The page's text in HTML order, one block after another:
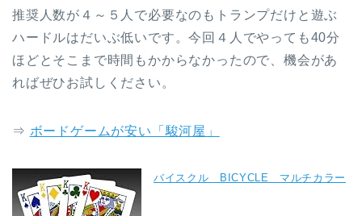
推奨人数が４～５人で必要なのもトランプだけと遊ぶ
ハードルはだいぶ低いです。今回４人でやっても40分
ほどとそこまで時間もかからなかったので、機会があ
ればぜひお試しください。
⇒ ボードゲームが安い「駿河屋」
バイスクル BICYCLE マルチカラー